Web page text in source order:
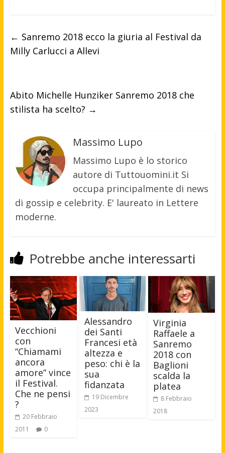
← Sanremo 2018 ecco la giuria al Festival da
Milly Carlucci a Allevi
Abito Michelle Hunziker Sanremo 2018 che
stilista ha scelto? →
Massimo Lupo
Massimo Lupo è lo storico
autore di Tuttouomini.it Si
occupa principalmente di news
di gossip e celebrity. E' laureato in Lettere
moderne.
Potrebbe anche interessarti
Vecchioni
con
“Chiamami
ancora
amore” vince
il Festival.
Che ne pensi
?
20 Febbraio
2011
0
Alessandro
dei Santi
Francesi età
altezza e
peso: chi è la
sua
fidanzata
19 Dicembre
2023
Virginia
Raffaele a
Sanremo
2018 con
Baglioni
scalda la
platea
8 Febbraio
2018